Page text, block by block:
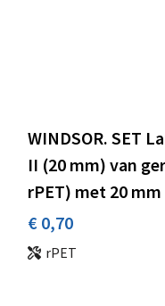
WINDSOR. SET
II (20 mm) van
rPET) met 20
€ 0,70
rPET